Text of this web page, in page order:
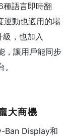
種語言即時翻
動也適用的場
，也加入
，讓用戶能同步
大商機
Ban Display和